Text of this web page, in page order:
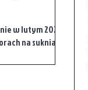
w lutym 2020
na sukniach